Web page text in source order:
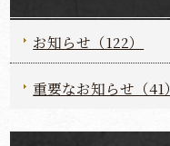
お知らせ（122）
重要なお知らせ（41）